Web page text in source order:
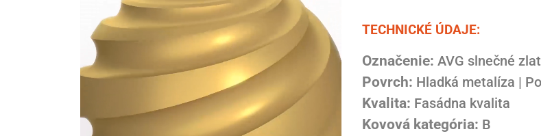
TECHNICKÉ ÚDAJE:
Označenie: AVG slnečné
Povrch: Hladká metalíza |
Kvalita: Fasádna kvalita
Kovová kategória: B